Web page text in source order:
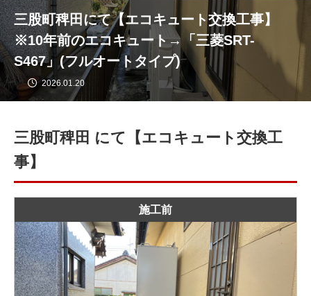
三股町稗田にて【エコキュート交換工事】
※10年前のエコキュート→「三菱SRT-
S467」(フルオートタイプ)
2026.01.20
三股町稗田 にて【エコキュート交換工
事】
施工前